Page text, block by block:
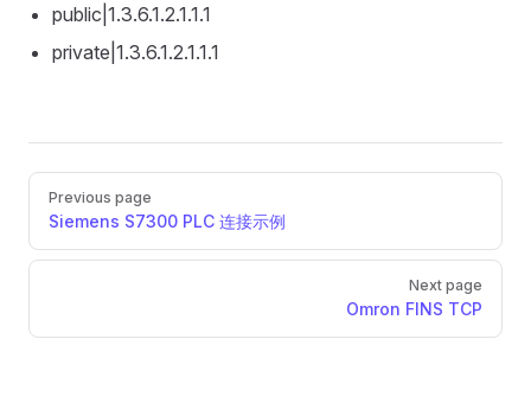
public|1.3.6.1.2.1.1.1
private|1.3.6.1.2.1.1.1
Pager
Previous page
Siemens S7300 PLC 连接示例
Next page
Omron FINS TCP